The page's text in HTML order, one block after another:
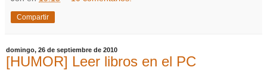
Compartir
domingo, 26 de septiembre de 2010
[HUMOR] Leer libros en el PC